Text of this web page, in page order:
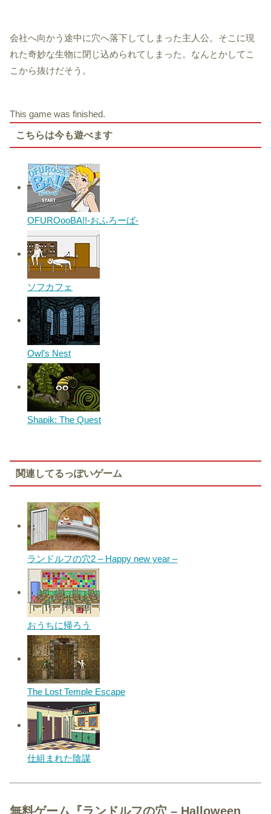
会社へ向かう途中に穴へ落下してしまった主人公。そこに現
れた奇妙な生物に閉じ込められてしまった。なんとかしてこ
こから抜けだそう。
This game was finished.
こちらは今も遊べます
OFUROooBA!!-おふろーば-
ソフカフェ
Owl’s Nest
Shapik: The Quest
関連してるっぽいゲーム
ランドルフの穴2 – Happy new year –
おうちに帰ろう
The Lost Temple Escape
仕組まれた陰謀
無料ゲーム『ランドルフの穴 – Halloween